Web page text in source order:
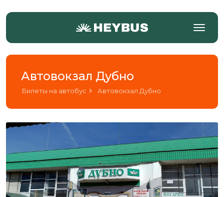
Автовокзал Дубно
Билеты на автобус Автовокзал Дубно